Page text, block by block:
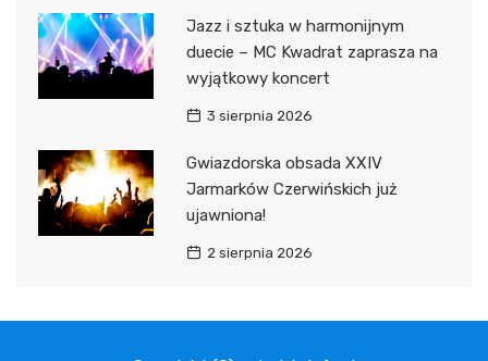
Jazz i sztuka w harmonijnym
duecie – MC Kwadrat zaprasza na
wyjątkowy koncert
3 sierpnia 2026
Gwiazdorska obsada XXIV
Jarmarków Czerwińskich już
ujawniona!
2 sierpnia 2026